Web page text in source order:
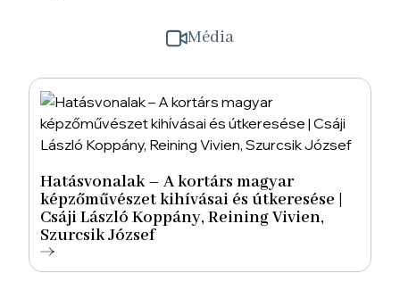
Média
Hatásvonalak – A kortárs magyar
képzőművészet kihívásai és útkeresése |
Csáji László Koppány, Reining Vivien,
Szurcsik József